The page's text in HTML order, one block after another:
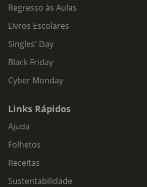
Regresso às Aulas
Livros Escolares
Singles' Day
Black Friday
Cyber Monday
Links Rápidos
Ajuda
Folhetos
Receitas
Sustentabilidade